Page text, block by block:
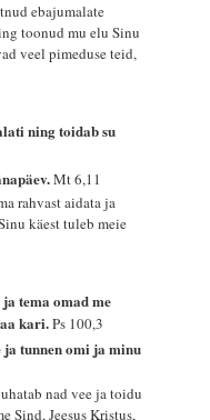
ebajumalate
toonud mu elu Sinu
veel pimeduse teid,
ning toidab su
Mt 6,11
rahvast aidata ja
käest tuleb meie
tema omad me
kari.Ps 100,3
ja tunnen omi ja minu
nad vee ja toidu
Sind, Jeesus Kristus,